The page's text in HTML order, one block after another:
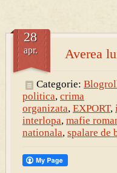
Averea
28
apr.
Categorie:
politica, crima
organizata, EXPORT,
interlopa, mafie
nationala, spalare de